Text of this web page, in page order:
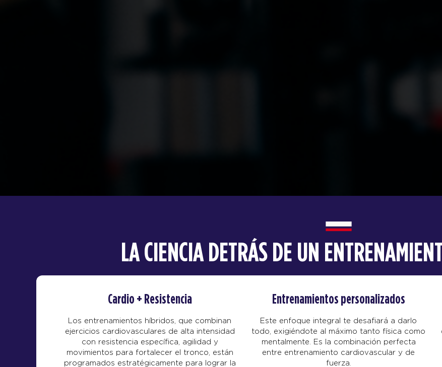
LA CIENCIA DETRÁS DE UN
Cardio + Resistencia
Los entrenamientos híbridos, que combinan
ejercicios cardiovasculares de alta intensidad
con resistencia específica, agilidad y
movimientos para fortalecer el tronco, están
programados estratégicamente para lograr la
Entrenamientos personalizados
Este enfoque integral te desafiará a darlo
todo, exigiéndote al máximo tanto física como
mentalmente. Es la combinación perfecta
entre entrenamiento cardiovascular y de
fuerza.